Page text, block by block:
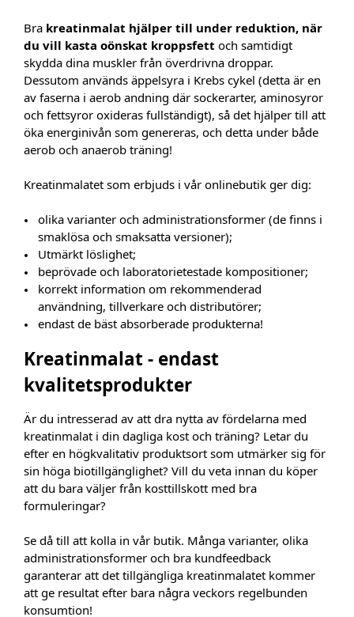
Bra kreatinmalat hjälper till under reduktion, när
du vill kasta oönskat kroppsfett och samtidigt
skydda dina muskler från överdrivna droppar.
Dessutom används äppelsyra i Krebs cykel (detta är en
av faserna i aerob andning där sockerarter, aminosyror
och fettsyror oxideras fullständigt), så det hjälper till att
öka energinivån som genereras, och detta under både
aerob och anaerob träning!
Kreatinmalatet som erbjuds i vår onlinebutik ger dig:
olika varianter och administrationsformer (de finns i
smaklösa och smaksatta versioner);
Utmärkt löslighet;
beprövade och laboratorietestade kompositioner;
korrekt information om rekommenderad
användning, tillverkare och distributörer;
endast de bäst absorberade produkterna!
Kreatinmalat - endast
kvalitetsprodukter
Är du intresserad av att dra nytta av fördelarna med
kreatinmalat i din dagliga kost och träning? Letar du
efter en högkvalitativ produktsort som utmärker sig för
sin höga biotillgänglighet? Vill du veta innan du köper
att du bara väljer från kosttillskott med bra
formuleringar?
Se då till att kolla in vår butik. Många varianter, olika
administrationsformer och bra kundfeedback
garanterar att det tillgängliga kreatinmalatet kommer
att ge resultat efter bara några veckors regelbunden
konsumtion!